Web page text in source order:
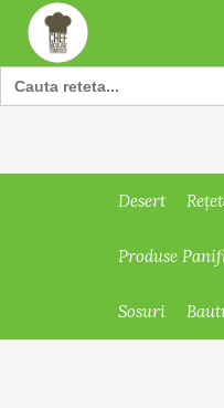
Search
for:
Desert
Produse
Sosuri